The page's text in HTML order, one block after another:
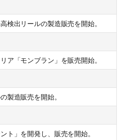
検出リールの製造販売を開始。
ア「モンブラン」を販売開始。
製造販売を開始。
ト」を開発し、販売を開始。